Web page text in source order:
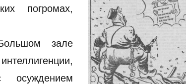
погромах,
зале